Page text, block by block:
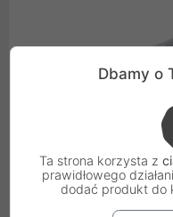
Dbamy o
Ta strona korzysta z
prawidłowego
dodać produkt do